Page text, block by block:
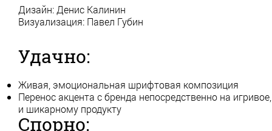
Дизайн: Денис Калинин
Визуализация: Павел Губин
Удачно:
Живая, эмоциональная шрифтовая композиция
Перенос акцента с бренда непосредственно на
и шикарному продукту
Спорно: